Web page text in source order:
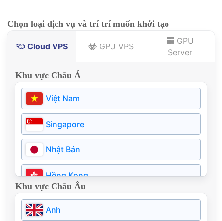
Chọn loại dịch vụ và trí trí muốn khởi tạo
Cloud VPS GPU VPS
GPU
Server
Khu vực Châu Á
Việt Nam
Singapore
Nhật Bản
Hồng Kong
Thái Lan
Khu vực Châu Âu
Anh